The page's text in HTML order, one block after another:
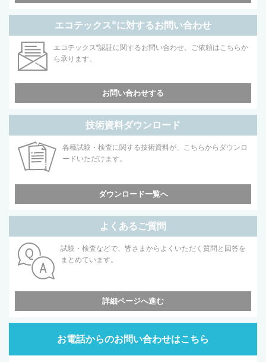
エコテックス®に対するお問い合わせ
エコテックス®認証に関するお問い合わせ、ご依頼はこちらか
ら承ります。
お問い合わせする
技術資料ダウンロード
各種試験・検査に関する技術資料が、こちらからダウンロ
ードいただけます。
ダウンロード一覧へ
よくあるご質問
試験・検査などで、皆さまからよくいただく質問と回答を
まとめています。
詳細ページへ進む
お電話からのお問い合わせはこちら